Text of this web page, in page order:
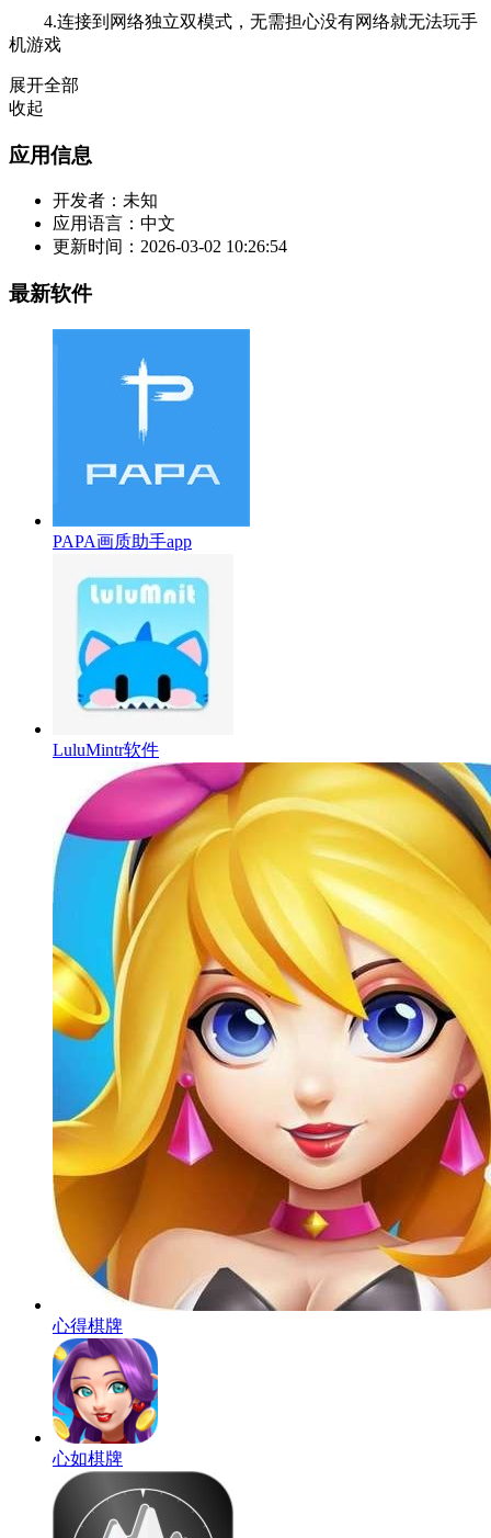
4.连接到网络独立双模式，无需担心没有网络就无法玩手
机游戏
展开全部
收起
应用信息
开发者： 未知
应用语言： 中文
更新时间： 2026-03-02 10:26:54
最新软件
PAPA画质助手app
LuluMintr软件
心得棋牌
心如棋牌